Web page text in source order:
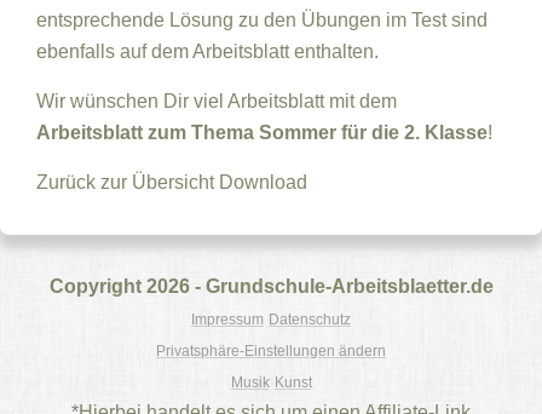
entsprechende Lösung zu den Übungen im Test sind
ebenfalls auf dem Arbeitsblatt enthalten.
Wir wünschen Dir viel Arbeitsblatt mit dem
Arbeitsblatt zum Thema Sommer für die 2. Klasse!
Zurück zur Übersicht Download
Copyright 2026 - Grundschule-Arbeitsblaetter.de
Impressum Datenschutz
Privatsphäre-Einstellungen ändern
Musik Kunst